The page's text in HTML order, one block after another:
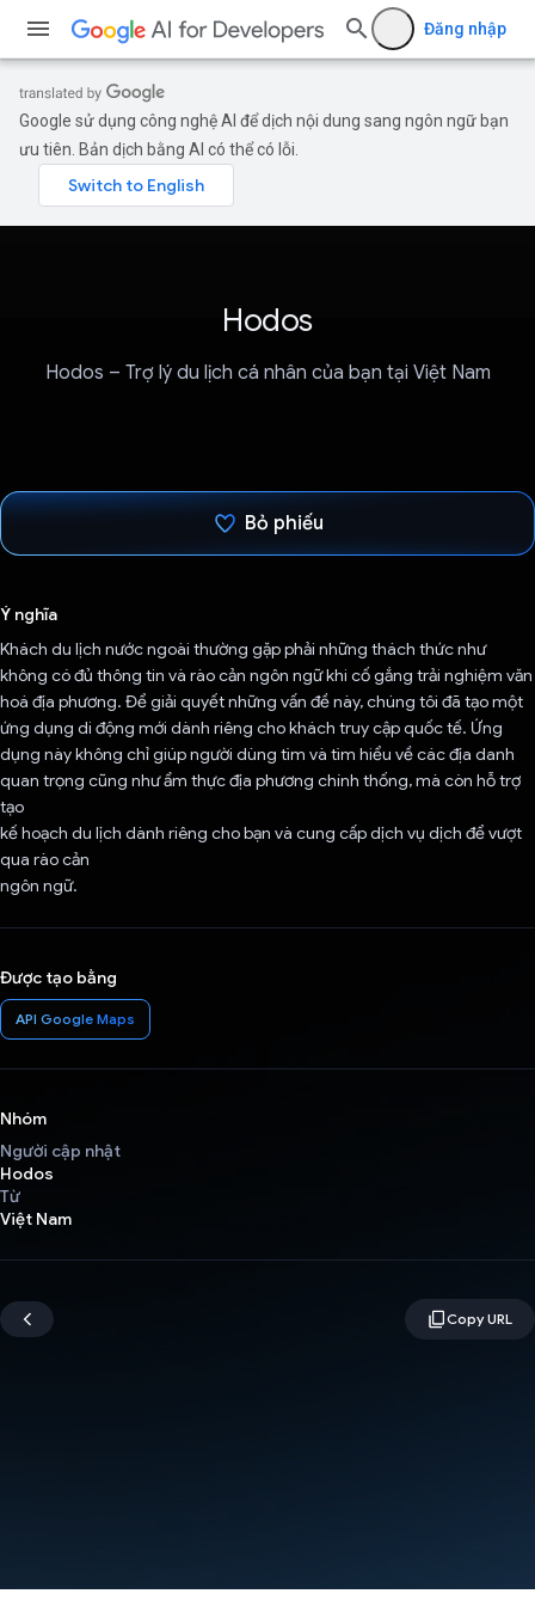
Đăng nhập
Google sử dụng công nghệ AI để dịch nội dung sang ngôn ngữ bạn
ưu tiên. Bản dịch bằng AI có thể có lỗi.
Hodos
Hodos – Trợ lý du lịch cá nhân của bạn tại Việt Nam
Bỏ phiếu
Ý nghĩa
Khách du lịch nước ngoài thường gặp phải những thách thức như
không có đủ thông tin và rào cản ngôn ngữ khi cố gắng trải nghiệm văn
hoá địa phương. Để giải quyết những vấn đề này, chúng tôi đã tạo một
ứng dụng di động mới dành riêng cho khách truy cập quốc tế. Ứng
dụng này không chỉ giúp người dùng tìm và tìm hiểu về các địa danh
quan trọng cũng như ẩm thực địa phương chính thống, mà còn hỗ trợ
tạo
kế hoạch du lịch dành riêng cho bạn và cung cấp dịch vụ dịch để vượt
qua rào cản
ngôn ngữ.
Được tạo bằng
API Google Maps
Nhóm
Người cập nhật
Hodos
Từ
Việt Nam